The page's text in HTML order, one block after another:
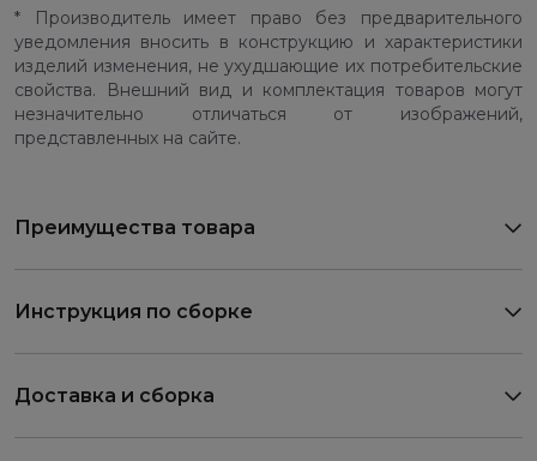
* Производитель имеет право без предварительного
уведомления вносить в конструкцию и характеристики
изделий изменения, не ухудшающие их потребительские
свойства. Внешний вид и комплектация товаров могут
незначительно отличаться от изображений,
представленных на сайте.
Преимущества товара
Инструкция по сборке
Доставка и сборка